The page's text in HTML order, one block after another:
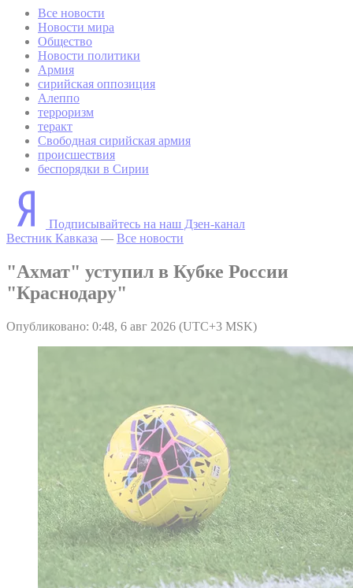
Все новости
Новости мира
Общество
Новости политики
Армия
сирийская оппозиция
Алеппо
терроризм
теракт
Свободная сирийская армия
происшествия
беспорядки в Сирии
Подписывайтесь на наш Дзен-канал
Вестник Кавказа — Все новости
"Ахмат" уступил в Кубке России
"Краснодару"
Опубликовано: 0:48, 6 авг 2026 (UTC+3 MSK)